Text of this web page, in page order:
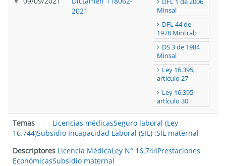
2021
Minsal
DFL 44 de
1978 Mintrab
DS 3 de 1984
Minsal
Ley 16.395,
artículo 27
Ley 16.395,
artículo 30
Temas Licencias médicasSeguro laboral (Ley
16.744)Subsidio Incapacidad Laboral (SIL) :SIL maternal
Descriptores Licencia MédicaLey N° 16.744Prestaciones
EconómicasSubsidio maternal